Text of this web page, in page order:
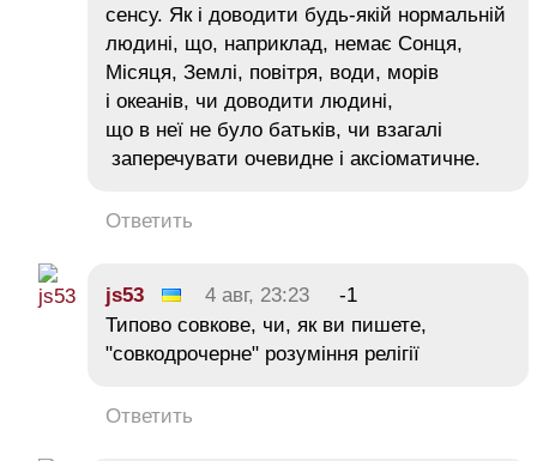
сенсу. Як і доводити будь-якій нормальній
людині, що, наприклад, немає Сонця,
Місяця, Землі, повітря, води, морів
і океанів, чи доводити людині,
що в неї не було батьків, чи взагалі
заперечувати очевидне і аксіоматичне.
Ответить
js53 4 авг, 23:23
-1
Типово совкове, чи, як ви пишете,
"совкодрочерне" розуміння релігії
Ответить